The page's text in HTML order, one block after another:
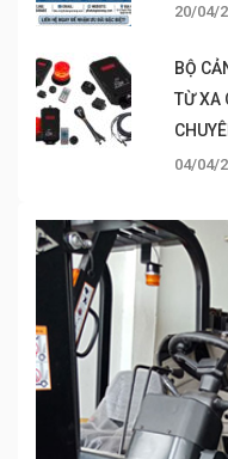
20/04/
BỘ
TỪ XA
04/04/